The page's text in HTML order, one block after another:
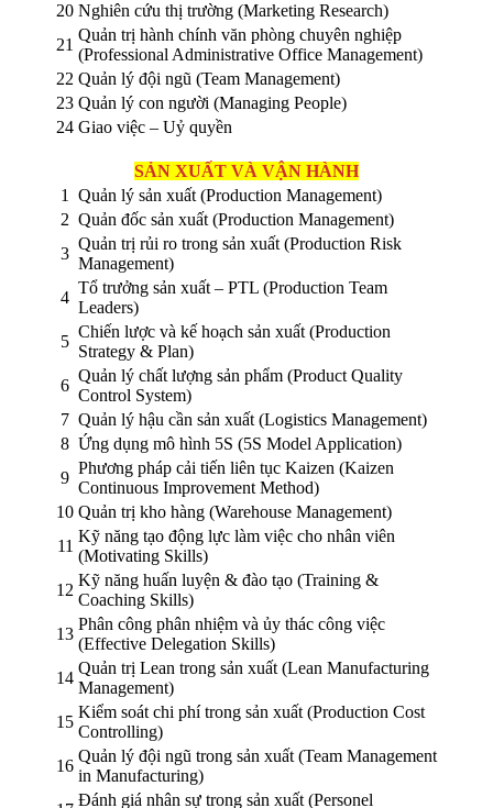
20 Nghiên cứu thị trường (Marketing Research)
21
Quản trị hành chính văn phòng chuyên nghiệp
(Professional Administrative Office Management)
22 Quản lý đội ngũ (Team Management)
23 Quản lý con người (Managing People)
24 Giao việc – Uỷ quyền
SẢN XUẤT VÀ VẬN HÀNH
1 Quản lý sản xuất (Production Management)
2 Quản đốc sản xuất (Production Management)
3
Quản trị rủi ro trong sản xuất (Production Risk
Management)
4
Tổ trưởng sản xuất – PTL (Production Team
Leaders)
5
Chiến lược và kế hoạch sản xuất (Production
Strategy & Plan)
6
Quản lý chất lượng sản phẩm (Product Quality
Control System)
7 Quản lý hậu cần sản xuất (Logistics Management)
8 Ứng dụng mô hình 5S (5S Model Application)
9
Phương pháp cải tiến liên tục Kaizen (Kaizen
Continuous Improvement Method)
10 Quản trị kho hàng (Warehouse Management)
11
Kỹ năng tạo động lực làm việc cho nhân viên
(Motivating Skills)
12
Kỹ năng huấn luyện & đào tạo (Training &
Coaching Skills)
13
Phân công phân nhiệm và ủy thác công việc
(Effective Delegation Skills)
14
Quản trị Lean trong sản xuất (Lean Manufacturing
Management)
15
Kiểm soát chi phí trong sản xuất (Production Cost
Controlling)
16
Quản lý đội ngũ trong sản xuất (Team Management
in Manufacturing)
Đánh giá nhân sự trong sản xuất (Personel